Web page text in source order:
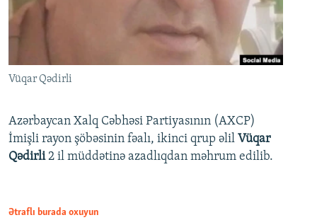
Vüqar Qədirli
Azərbaycan Xalq Cəbhəsi Partiyasının (AXCP)
İmişli rayon şöbəsinin fəalı, ikinci qrup əlil Vüqar
Qədirli2 il müddətinə azadlıqdan məhrum edilib.
Ətraflı burada oxuyun